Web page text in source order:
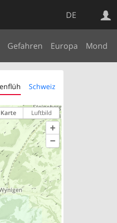
DE
Gefahren Europa Mond
Schweiz
Karte Luftbild
+
−